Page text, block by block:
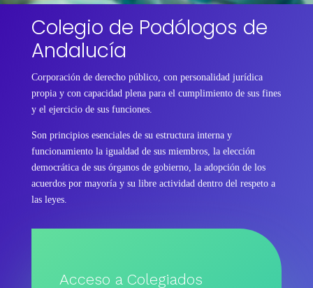
Colegio de Podólogos de
Andalucía
Corporación de derecho público, con personalidad jurídica
propia y con capacidad plena para el cumplimiento de sus fines
y el ejercicio de sus funciones.
Son principios esenciales de su estructura interna y
funcionamiento la igualdad de sus miembros, la elección
democrática de sus órganos de gobierno, la adopción de los
acuerdos por mayoría y su libre actividad dentro del respeto a
las leyes.
Acceso a Colegiados